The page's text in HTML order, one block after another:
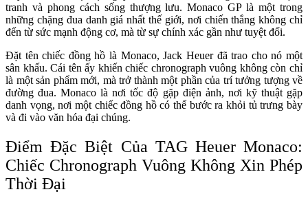
tranh và phong cách sống thượng lưu. Monaco GP là một trong
những chặng đua danh giá nhất thế giới, nơi chiến thắng không chỉ
đến từ sức mạnh động cơ, mà từ sự chính xác gần như tuyệt đối.
Đặt tên chiếc đồng hồ là Monaco, Jack Heuer đã trao cho nó một
sân khấu. Cái tên ấy khiến chiếc chronograph vuông không còn chỉ
là một sản phẩm mới, mà trở thành một phần của trí tưởng tượng về
đường đua. Monaco là nơi tốc độ gặp điện ảnh, nơi kỹ thuật gặp
danh vọng, nơi một chiếc đồng hồ có thể bước ra khỏi tủ trưng bày
và đi vào văn hóa đại chúng.
Điểm Đặc Biệt Của TAG Heuer Monaco:
Chiếc Chronograph Vuông Không Xin Phép
Thời Đại